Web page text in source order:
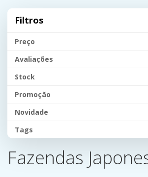
Filtros
Preço
Avaliações
Stock
Promoção
Novidade
Tags
Fazendas